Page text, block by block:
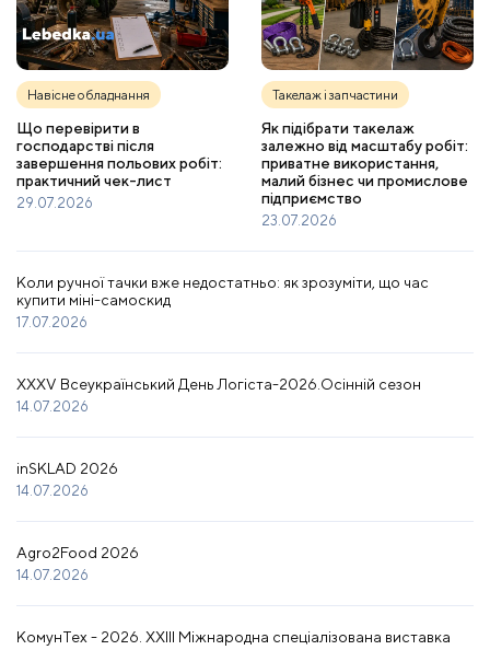
Навісне обладнання
Що перевірити в
господарстві після
завершення польових робіт:
практичний чек-лист
29.07.2026
Такелаж і запчастини
Як підібрати такелаж
залежно від масштабу робіт:
приватне використання,
малий бізнес чи промислове
підприємство
23.07.2026
Коли ручної тачки вже недостатньо: як зрозуміти, що час
купити міні-самоскид
17.07.2026
XXXV Всеукраїнський День Логіста-2026.Осінній сезон
14.07.2026
inSKLAD 2026
14.07.2026
Agro2Food 2026
14.07.2026
КомунТех - 2026. XXIII Міжнародна спеціалізована виставка